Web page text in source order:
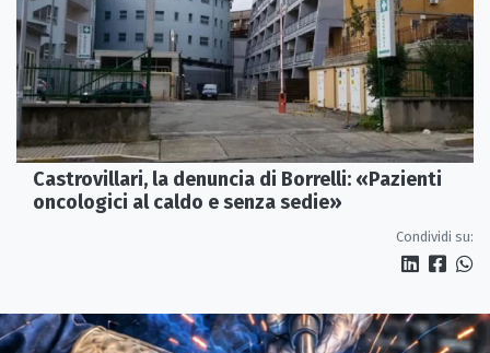
Castrovillari, la denuncia di Borrelli: «Pazienti
oncologici al caldo e senza sedie»
Condividi su: